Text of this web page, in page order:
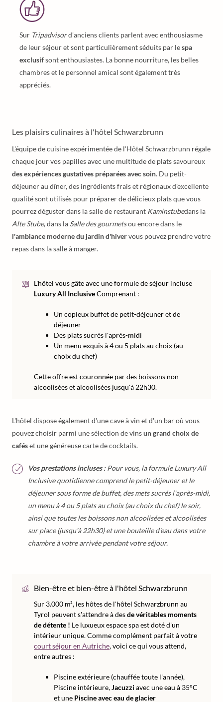
Sur Tripadvisord'anciens clients parlent avec enthousiasme
de leur séjour et sont particulièrement séduits par lespa
exclusifsont enthousiastes. La bonne nourriture, les belles
chambres et le personnel amical sont également très
appréciés.
Les plaisirs culinaires à l'hôtel Schwarzbrunn
L'équipe de cuisine expérimentée de l'Hôtel Schwarzbrunn régale
chaque jour vos papilles avec une multitude de plats savoureux
des expériences gustatives préparées avec soin. Du petit-
déjeuner au dîner, des ingrédients frais et régionaux d'excellente
qualité sont utilisés pour préparer de délicieux plats que vous
pourrez déguster dans la salle de restaurant Kaminstubedans la
Alte Stube, dans la Salle des gourmetsou encore dans le
l'ambiance moderne du jardin d'hivervous pouvez prendre votre
repas dans la salle à manger.
L'hôtel vous gâte avec une formule de séjour incluse
Luxury All InclusiveComprenant :
Un copieux buffet de petit-déjeuner et de
déjeuner
Des plats sucrés l'après-midi
Un menu exquis à 4 ou 5 plats au choix (au
choix du chef)
Cette offre est couronnée par des boissons non
alcoolisées et alcoolisées jusqu'à 22h30.
L'hôtel dispose également d'une cave à vin et d'un bar où vous
pouvez choisir parmi une sélection de vinsun grand choix de
caféset une généreuse carte de cocktails.
Vos prestations incluses :Pour vous, la formule Luxury All
Inclusive quotidienne comprend le petit-déjeuner et le
déjeuner sous forme de buffet, des mets sucrés l'après-midi,
un menu à 4 ou 5 plats au choix (au choix du chef) le soir,
ainsi que toutes les boissons non alcoolisées et alcoolisées
sur place (jusqu'à 22h30) et une bouteille d'eau dans votre
chambre à votre arrivée pendant votre séjour.
Bien-être et bien-être à l'hôtel Schwarzbrunn
Sur 3.000 m², les hôtes de l'hôtel Schwarzbrunn au
Tyrol peuvent s'attendre à desde véritables moments
de détente ! Le luxueux espace spa est doté d'un
intérieur unique. Comme complément parfait à votre
court séjour en Autriche, voici ce qui vous attend,
entre autres :
Piscine extérieure (chauffée toute l'année),
Piscine intérieure,Jacuzzi avec une eau à 35°C
et une Piscine avec eau de glacier